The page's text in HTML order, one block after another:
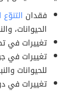
فقدان
الحيوانات،
تغييرات في
تغييرات في
للحيوانات
تغييرات في